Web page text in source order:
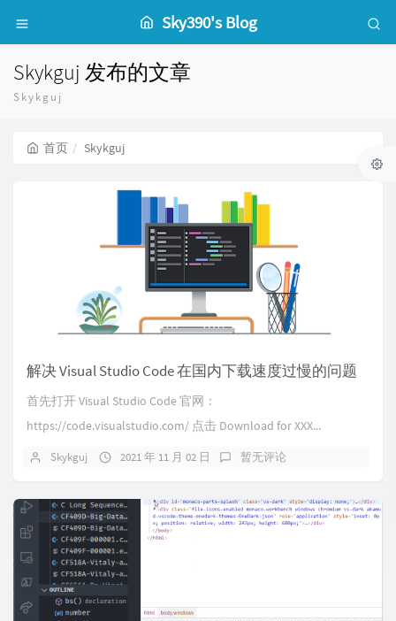
Sky390's Blog
Skykguj 发布的文章
Skykguj
首页 Skykguj
解决 Visual Studio Code 在国内下载速度过慢的问题
首先打开 Visual Studio Code 官网：
https://code.visualstudio.com/ 点击 Download for XXX...
Skykguj 2021 年 11 月 02 日 暂无评论